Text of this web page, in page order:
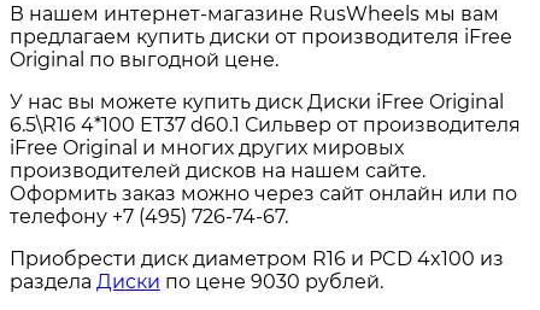
В нашем интернет-магазине RusWheels мы вам
предлагаем купить диски от производителя iFree
Original по выгодной цене.
У нас вы можете купить диск Диски iFree Original
6.5\R16 4*100 ET37 d60.1 Сильвер от производителя
iFree Original и многих других мировых
производителей дисков на нашем сайте.
Оформить заказ можно через сайт онлайн или по
телефону +7 (495) 726-74-67.
Приобрести диск диаметром R16 и PCD 4x100 из
раздела Диски по цене 9030 рублей.